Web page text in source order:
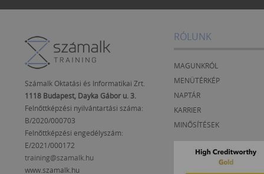
Számalk Oktatási és Informatikai Zrt.
1118 Budapest, Dayka Gábor u. 3.
Felnőttképzési nyilvántartási száma:
B/2020/000703
Felnőttképzési engedélyszám:
E/2021/000172
training@szamalk.hu
www.szamalk.hu
RÓLUNK
MAGUNKRÓL
MENÜTÉRKÉP
NAPTÁR
KARRIER
MINŐSÍTÉSEK